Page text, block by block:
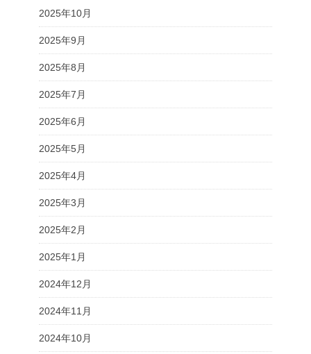
2025年10月
2025年9月
2025年8月
2025年7月
2025年6月
2025年5月
2025年4月
2025年3月
2025年2月
2025年1月
2024年12月
2024年11月
2024年10月